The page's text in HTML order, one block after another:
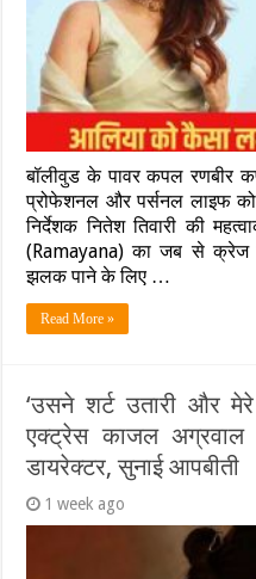
बॉलीवुड के पावर कपल रणबीर
प्रोफेशनल और पर्सनल लाइफ को
निर्देशक नितेश तिवारी की
(Ramayana) का जब से
झलक पाने के लिए …
Read More »
‘उसने शर्ट उतारी और
एक्ट्रेस काजल
डायरेक्टर, सुनाई आपबीती
1 week ago